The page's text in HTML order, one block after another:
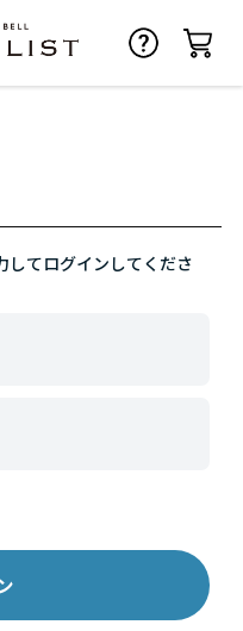
してログインしてくださ